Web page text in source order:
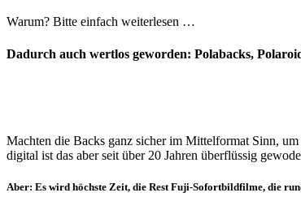
Warum? Bitte einfach weiterlesen …
Dadurch auch wertlos geworden: Polabacks,
Machten die Backs ganz sicher im Mittelformat Sinn,
digital ist das aber seit über 20 Jahren überflüssig
Aber: Es wird höchste Zeit, die Rest Fuji-Sofortbildfilme, die